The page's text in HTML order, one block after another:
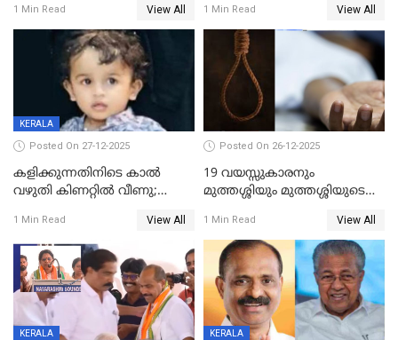
കുതിച്ചുയരുന്നു
1 Min Read View All 1 Min Read View All
KERALA
Posted On 27-12-2025
കളിക്കുന്നതിനിടെ കാൽ
വഴുതി കിണറ്റിൽ വീണു;
ദാരുണാന്ത്യം
1 Min Read View All
Posted On 26-12-2025
19 വയസ്സുകാരനും
മുത്തശ്ശിയും മുത്തശ്ശിയുടെ
മരിച്ചനിലയിൽ
1 Min Read View All
KERALA KERALA